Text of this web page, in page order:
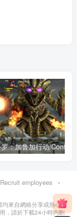
Recruit employees
均來自網絡分享或熱心網
，請於下載24小時內刪